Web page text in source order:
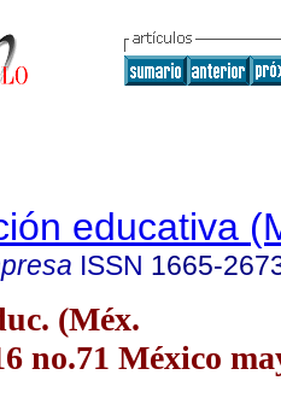
educativa
ISSN 1665-
(Méx.
no.71 México